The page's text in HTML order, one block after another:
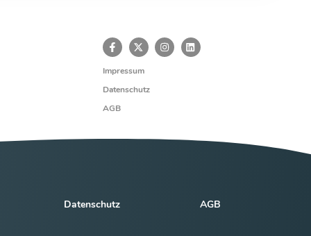
Impressum
Datenschutz
AGB
Datenschutz AGB